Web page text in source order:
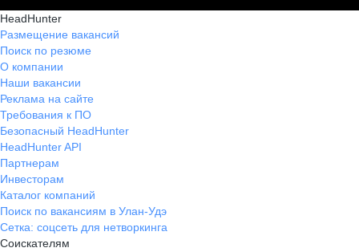
HeadHunter
Размещение вакансий
Поиск по резюме
О компании
Наши вакансии
Реклама на сайте
Требования к ПО
Безопасный HeadHunter
HeadHunter API
Партнерам
Инвесторам
Каталог компаний
Поиск по вакансиям в Улан-Удэ
Сетка: соцсеть для нетворкинга
Соискателям